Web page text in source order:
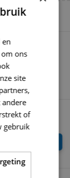
en
ons
site
of
gebruik